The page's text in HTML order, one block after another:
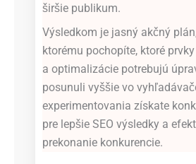
širšie publikum.
Výsledkom je jasný akčný
ktorému pochopíte, ktoré
a optimalizácie potrebujú
posunuli vyššie vo
experimentovania získate
pre lepšie SEO výsledky a
prekonanie konkurencie.